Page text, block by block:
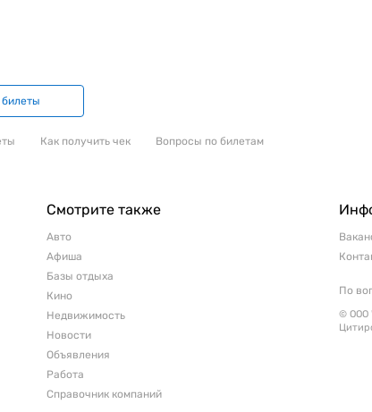
Как получить чек Вопросы по билетам
Смотрите также
Авто
Афиша
Базы отдыха
Кино
Недвижимость
Новости
Объявления
Работа
Справочник компаний
По
© ООО